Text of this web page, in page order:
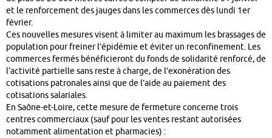
et le renforcement des jauges dans les commerces dès lundi 1er
février.
Ces nouvelles mesures visent à limiter au maximum les brassages de
population pour freiner l’épidémie et éviter un reconfinement. Les
commerces fermés bénéficieront du fonds de solidarité renforcé, de
l‘activité partielle sans reste à charge, de l’exonération des
cotisations patronales ainsi que de l’aide au paiement des
cotisations salariales.
En Saône-et-Loire, cette mesure de fermeture concerne trois
centres commerciaux (sauf pour les ventes restant autorisées
notamment alimentation et pharmacies) :